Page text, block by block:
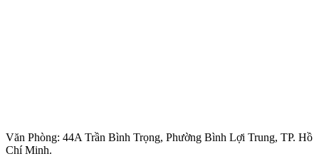
Văn Phòng: 44A Trần Bình Trọng, Phường Bình Lợi Trung, TP. Hồ
Chí Minh.